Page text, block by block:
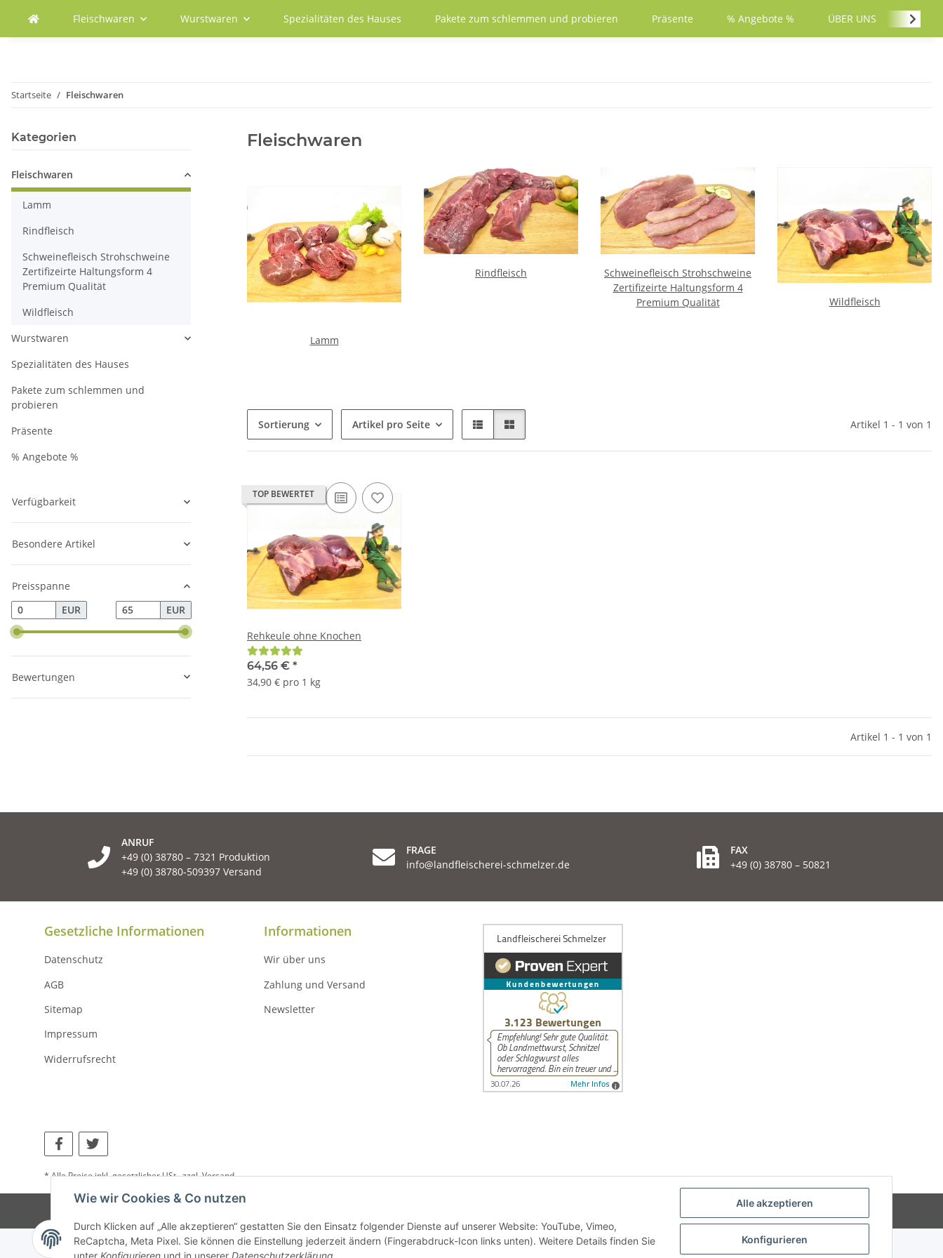
Alle akzeptieren
Konfigurieren
Wie wir Cookies & Co nutzen
Durch Klicken auf „Alle akzeptieren“ gestatten Sie den Einsatz folgender Dienste auf unserer Website: YouTube, Vimeo,
ReCaptcha, Meta Pixel. Sie können die Einstellung jederzeit ändern (Fingerabdruck-Icon links unten). Weitere Details finden Sie
Fleischwaren Wurstwaren Spezialitäten des Hauses Pakete zum schlemmen und probieren Präsente % Angebote % ÜBER UNS
Startseite Fleischwaren
Fleischwaren
Lamm
Rindfleisch
Schweinefleisch Strohschweine
Zertifizeirte Haltungsform 4
Premium Qualität
Wildfleisch
Sortierung Artikel pro Seite Artikel 1 - 1 von 1
TOP BEWERTET
Rehkeule ohne Knochen
64,56 € *
34,90 € pro 1 kg
Artikel 1 - 1 von 1
Kategorien
Fleischwaren
Lamm
Rindfleisch
Schweinefleisch Strohschweine
Zertifizeirte Haltungsform 4
Premium Qualität
Wildfleisch
Wurstwaren
Spezialitäten des Hauses
Pakete zum schlemmen und
probieren
Präsente
% Angebote %
Verfügbarkeit
Besondere Artikel
Preisspanne
EUR
EUR
Bewertungen
ANRUF
+49 (0) 38780 – 7321 Produktion
+49 (0) 38780-509397 Versand
FRAGE
info@landfleischerei-schmelzer.de
FAX
+49 (0) 38780 – 50821
Gesetzliche Informationen
Datenschutz
AGB
Sitemap
Impressum
Widerrufsrecht
Informationen
Wir über uns
Zahlung und Versand
Newsletter
* Alle Preise inkl. gesetzlicher USt., zzgl.Versand
Powered by